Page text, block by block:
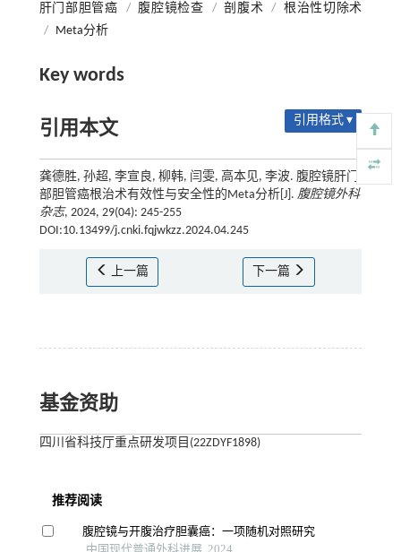
肝门部胆管癌 / 腹腔镜检查 / 剖腹术 / 根治性切除术
/
Meta分析
Key words
引用本文 引用格式 ▾
龚德胜, 孙超, 李宣良, 柳韩, 闫雯, 高本见, 李波. 腹腔镜肝门
部胆管癌根治术有效性与安全性的Meta分析[J]. 腹腔镜外科
杂志, 2024, 29(04): 245-255
DOI:10.13499/j.cnki.fqjwkzz.2024.04.245
上一篇 下一篇
基金资助
四川省科技厅重点研发项目(22ZDYF1898)